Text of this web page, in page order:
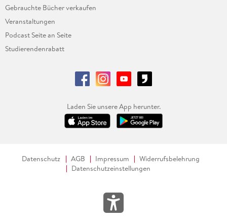
Gebrauchte Bücher verkaufen
Veranstaltungen
Podcast Seite an Seite
Studierendenrabatt
Laden Sie unsere App herunter.
Datenschutz AGB Impressum
Widerrufsbelehrung
Datenschutzeinstellungen